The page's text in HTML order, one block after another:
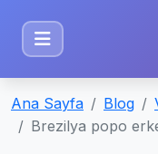
Ana Sayfa Blog
Brezilya popo